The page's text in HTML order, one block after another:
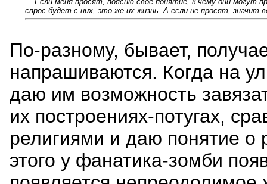
спрос будет с них, это же их жизнь. А если не просят,
По-разному, бывает,
напрашиваются. Когда на
даю им возможность
их построениях-потугах,
религиями и даю понятие
этого у фанатика-зомби